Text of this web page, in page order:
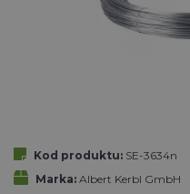
Kod produktu: SE-3634n
Marka: Albert Kerbl GmbH